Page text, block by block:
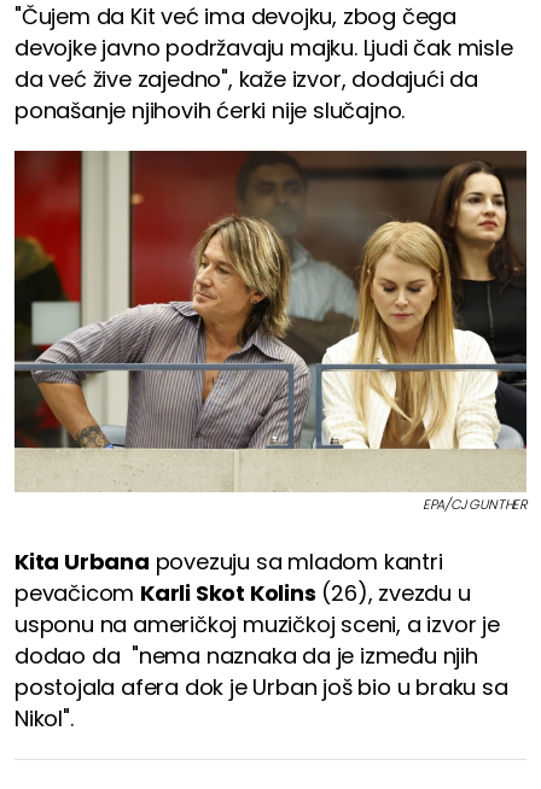
"Čujem da Kit već ima devojku, zbog čega
devojke javno podržavaju majku. Ljudi čak misle
da već žive zajedno", kaže izvor, dodajući da
ponašanje njihovih ćerki nije slučajno.
EPA/CJ GUNTHER
Kita Urbana povezuju sa mladom kantri
pevačicom Karli Skot Kolins (26), zvezdu u
usponu na američkoj muzičkoj sceni, a izvor je
dodao da "nema naznaka da je između njih
postojala afera dok je Urban još bio u braku sa
Nikol".